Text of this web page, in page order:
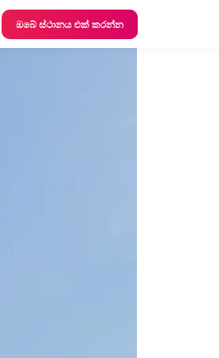
ඔබේ ස්ථානය එක් කරන්න